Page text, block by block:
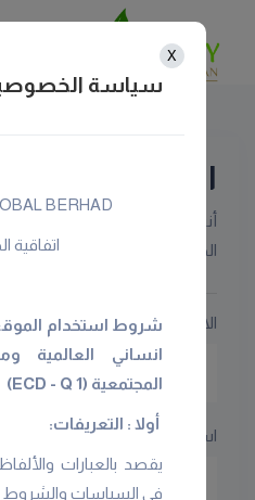
انشئ موقعك
أنشئ موقع لجمعيتك وساعد في
الخير عالمياً
الاسم الأول
اسم العائلة
سياسة
X
اتفاقية
شروط استخدام
انساني العالمية
المجتمعية (ECD - Q 1)
أولا : التعريفات:
يقصد بالعبارات
في السياسات والشروط –